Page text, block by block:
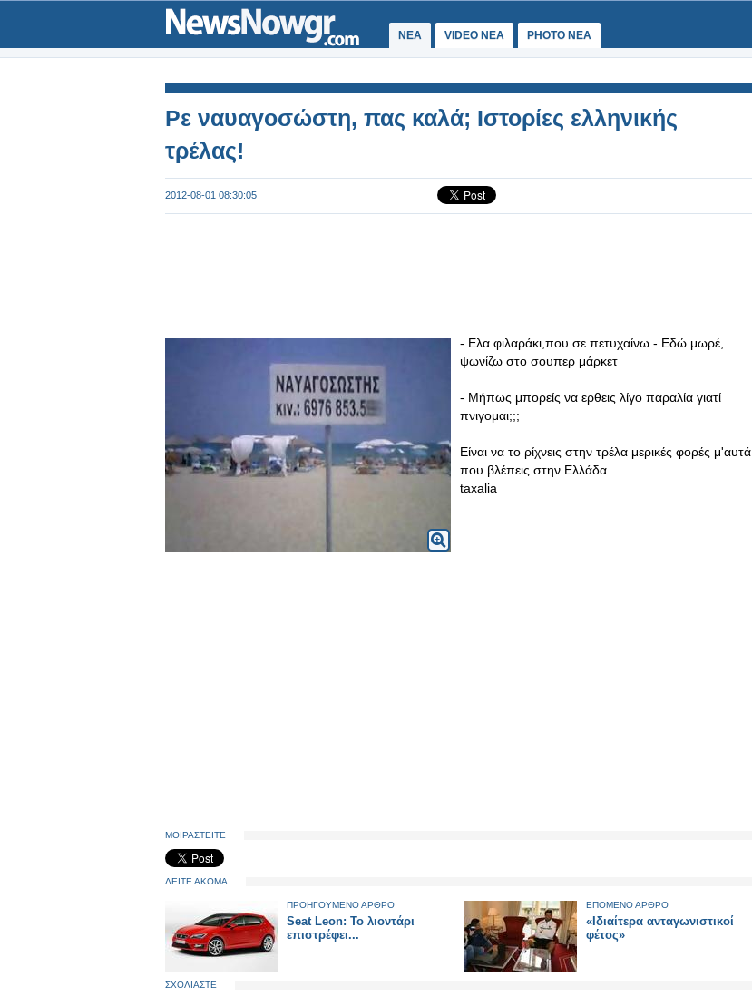
ΝΕΑ VIDEO NEA PHOTO NEA
Ρε ναυαγοσώστη, πας καλά; Ιστορίες ελληνικής
τρέλας!
2012-08-01 08:30:05
- Ελα φιλαράκι,που σε πετυχαίνω - Εδώ μωρέ,
ψωνίζω στο σουπερ μάρκετ
- Μήπως μπορείς να ερθεις λίγο παραλία γιατί
πνιγομαι;;;
Είναι να το ρίχνεις στην τρέλα μερικές φορές μ'αυτά
που βλέπεις στην Ελλάδα...
taxalia
ΜΟΙΡΑΣΤΕΙΤΕ
ΔΕΙΤΕ ΑΚΟΜΑ
ΠΡΟΗΓΟΥΜΕΝΟ ΑΡΘΡΟ
Seat Leon: Το λιοντάρι
επιστρέφει...
ΕΠΟΜΕΝΟ ΑΡΘΡΟ
«Ιδιαίτερα ανταγωνιστικοί
φέτος»
ΣΧΟΛΙΑΣΤΕ